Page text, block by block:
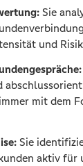
Sie
und
mit dem
Sie
aktiv für